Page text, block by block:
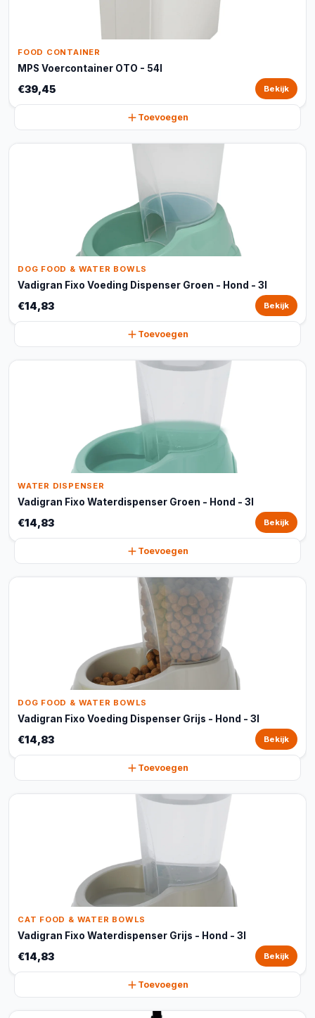
FOOD CONTAINER
MPS Voercontainer OTO - 54l
€39,45 Bekijk
Toevoegen
DOG FOOD & WATER BOWLS
Vadigran Fixo Voeding Dispenser Groen - Hond - 3l
€14,83 Bekijk
Toevoegen
WATER DISPENSER
Vadigran Fixo Waterdispenser Groen - Hond - 3l
€14,83 Bekijk
Toevoegen
DOG FOOD & WATER BOWLS
Vadigran Fixo Voeding Dispenser Grijs - Hond - 3l
€14,83 Bekijk
Toevoegen
CAT FOOD & WATER BOWLS
Vadigran Fixo Waterdispenser Grijs - Hond - 3l
€14,83 Bekijk
Toevoegen